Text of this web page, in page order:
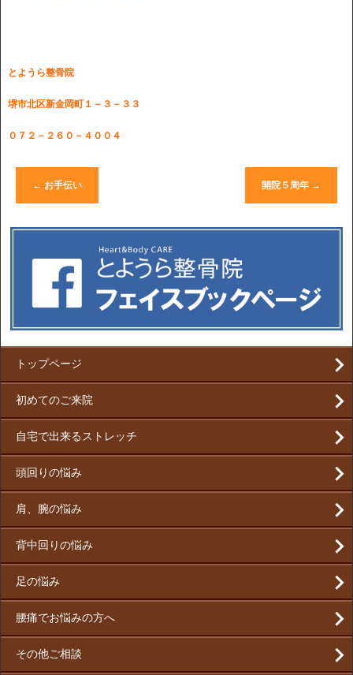
とようら整骨院
堺市北区新金岡町１－３－３３
０７２－２６０－４００４
← お手伝い 開院５周年 →
トップページ
初めてのご来院
自宅で出来るストレッチ
頭回りの悩み
肩、腕の悩み
背中回りの悩み
足の悩み
腰痛でお悩みの方へ
その他ご相談